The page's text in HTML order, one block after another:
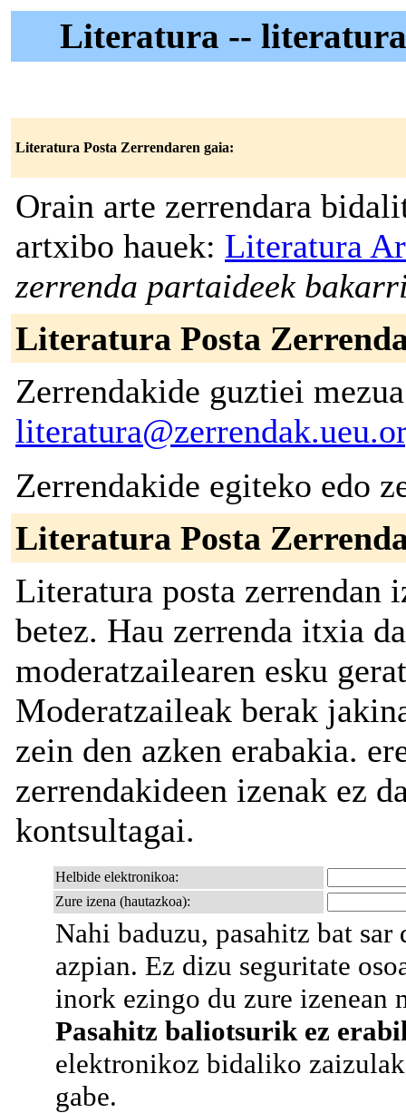
Literatura -- literatura
Literatura Posta Zerrendaren gaia:
Orain arte zerrendara
artxibo hauek: Literatura
zerrenda partaideek
Literatura Posta
Zerrendakide guztiei
Zerrendakide egiteko edo
Literatura Posta
Literatura posta zerrendan
betez. Hau zerrenda itxia
moderatzailearen esku
Moderatzaileak berak
zein den azken erabakia.
zerrendakideen izenak ez
kontsultagai.
Helbide elektronikoa:
Zure izena (hautazkoa):
Nahi baduzu, pasahitz bat sar
azpian. Ez dizu seguritate
inork ezingo du zure izenean
Pasahitz baliotsurik ez
elektronikoz bidaliko
gabe.